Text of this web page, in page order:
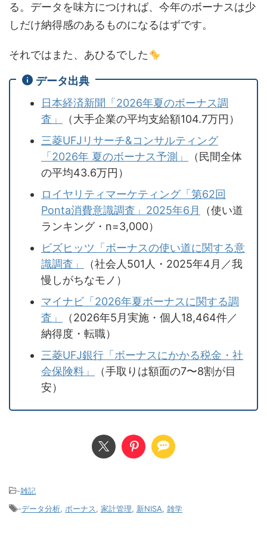
る。データを味方につければ、今年のボーナスは少
しだけ納得感のあるものになるはずです。
それではまた、あひるでした
データ出典
日本経済新聞「2026年夏のボーナス調
査」
（大手企業の平均支給額104.7万円）
三菱UFJリサーチ&コンサルティング
「2026年 夏のボーナス予測」
（民間全体
の平均43.6万円）
ロイヤリティマーケティング「第62回
Ponta消費意識調査」2025年6月
（使い道
ランキング・n=3,000）
ビズヒッツ「ボーナスの使い道に関する意
識調査」
（社会人501人・2025年4月／我
慢しがちなモノ）
マイナビ「2026年夏ボーナスに関する調
査」
（2026年5月実施・個人18,464件／
納得度・転職）
三菱UFJ銀行「ボーナスにかかる税金・社
会保険料」
（手取りは額面の7〜8割が目
安）
-雑記
-データ分析 ボーナス 家計管理 新NISA 雑学